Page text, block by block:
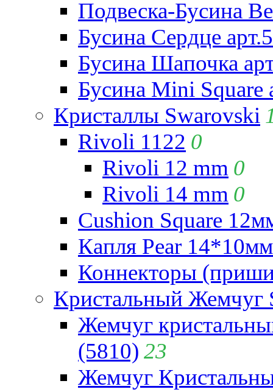
Подвеска-Бусина
Бусина Сердце
Бусина Шапочка
Бусина Mini Square
Кристаллы Swarovski
Rivoli 1122 0
Rivoli 12 mm 0
Rivoli 14 mm 0
Cushion Square
Капля Pear
Коннекторы
Кристальный Жемчуг
Жемчуг
(5810) 23
Жемчуг